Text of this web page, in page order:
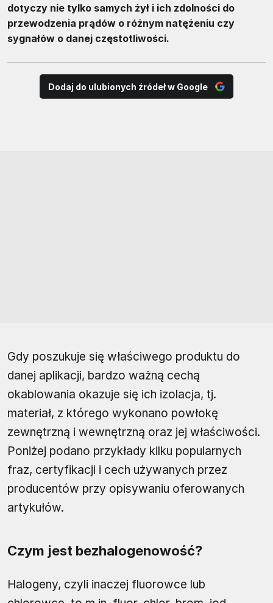
dotyczy nie tylko samych żył i ich zdolności do
przewodzenia prądów o różnym natężeniu czy
sygnałów o danej częstotliwości.
Dodaj do ulubionych źródeł w Google
Gdy poszukuje się właściwego produktu do
danej aplikacji, bardzo ważną cechą
okablowania okazuje się ich izolacja, tj.
materiał, z którego wykonano powłokę
zewnętrzną i wewnętrzną oraz jej właściwości.
Poniżej podano przykłady kilku popularnych
fraz, certyfikacji i cech używanych przez
producentów przy opisywaniu oferowanych
artykułów.
Czym jest bezhalogenowość?
Halogeny, czyli inaczej fluorowce lub